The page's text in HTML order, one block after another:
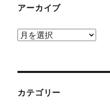
アーカイブ
ア
ブ
カテゴリー